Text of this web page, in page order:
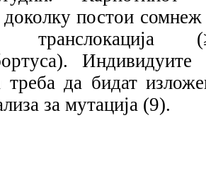
постои сомнеж
транслокација
Индивидуите
треба да бидат
за мутација (9).